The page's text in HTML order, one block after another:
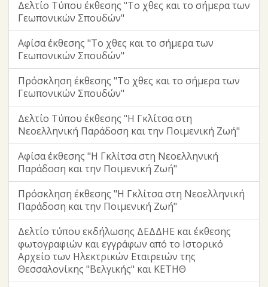
Δελτίο Τύπου έκθεσης "Το χθες και το σήμερα των
Γεωπονικών Σπουδών"
Αφίσα έκθεσης "Το χθες και το σήμερα των
Γεωπονικών Σπουδών"
Πρόσκληση έκθεσης "Το χθες και το σήμερα των
Γεωπονικών Σπουδών"
Δελτίο Τύπου έκθεσης "Η Γκλίτσα στη
Νεοελληνική Παράδοση και την Ποιμενική Ζωή"
Αφίσα έκθεσης "Η Γκλίτσα στη Νεοελληνική
Παράδοση και την Ποιμενική Ζωή"
Πρόσκληση έκθεσης "Η Γκλίτσα στη Νεοελληνική
Παράδοση και την Ποιμενική Ζωή"
Δελτίο τύπου εκδήλωσης ΔΕΔΔΗΕ και έκθεσης
φωτογραφιών και εγγράφων από το Ιστορικό
Αρχείο των Ηλεκτρικών Εταιρειών της
Θεσσαλονίκης "Βελγικής" και ΚΕΤΗΘ